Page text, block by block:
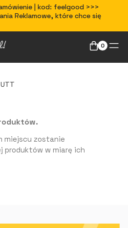
| kod: feelgood >>>
Reklamowe, które chce się
0
UTT
miejscu zostanie
produktów w miarę ich